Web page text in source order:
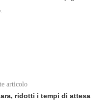
articolo
ridotti i tempi di attesa